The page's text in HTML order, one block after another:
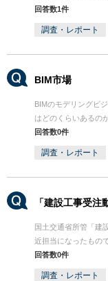
回答数1件
調査・レポート
BIM市場
BIMのモデリングビ
はどのくらいあるの
回答数0件
調査・レポート
「建設工事受注
国土交通省所管「建
近担当になったもの
回答数0件
調査・レポート